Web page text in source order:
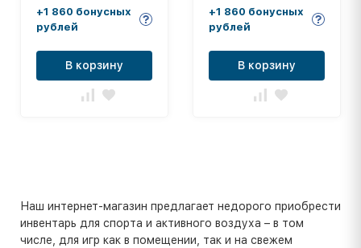
+1 860 бонусных
рублей
В корзину
+1 860 бонусных
рублей
В корзину
Наш интернет-магазин предлагает недорого приобрести
инвентарь для спорта и активного воздуха – в том
числе, для игр как в помещении, так и на свежем